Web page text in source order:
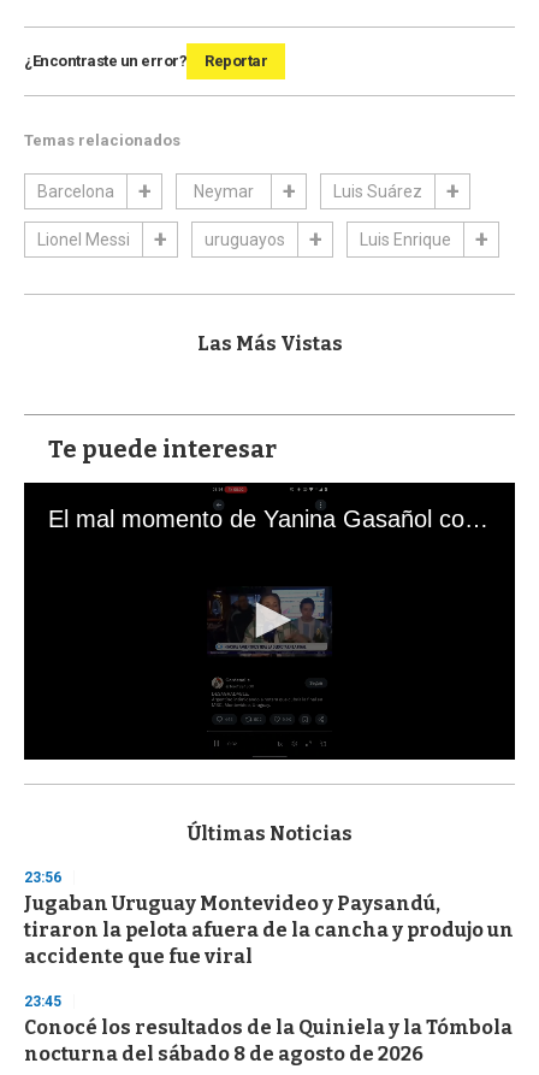
¿Encontraste un error? Reportar
Temas relacionados
Barcelona Neymar Luis Suárez
Lionel Messi uruguayos Luis Enrique
Las Más Vistas
Te puede interesar
El mal momento de Yanina Gasañol con un hincha argentino en "Subrayado"
s
d
s
o
f
3
s
e
c
o
Últimas Noticias
23:56
Jugaban Uruguay Montevideo y Paysandú,
tiraron la pelota afuera de la cancha y produjo un
accidente que fue viral
23:45
Conocé los resultados de la Quiniela y la Tómbola
nocturna del sábado 8 de agosto de 2026